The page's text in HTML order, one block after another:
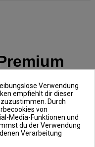
Flat -
Verwendung
empfiehlt dir dieser
Durch
von
Media-Funktionen und
du der Verwendung
Verarbeitung